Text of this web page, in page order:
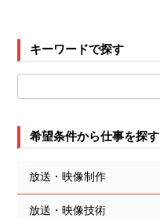
キーワードで探す
希望条件から仕事を探す
放送・映像制作
放送・映像技術